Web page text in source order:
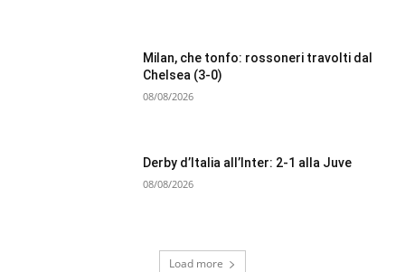
Milan, che tonfo: rossoneri travolti dal
Chelsea (3-0)
08/08/2026
Derby d’Italia all’Inter: 2-1 alla Juve
08/08/2026
Load more